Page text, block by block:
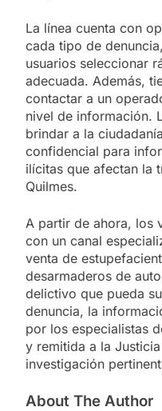
La línea cuenta con
cada tipo de
usuarios seleccionar
adecuada. Además,
contactar a un
nivel de información.
brindar a la
confidencial para
ilícitas que afectan la
Quilmes.
A partir de ahora, los
con un canal
venta de
desarmaderos de
delictivo que pueda
denuncia, la
por los especialistas
y remitida a la
investigación
About The Author